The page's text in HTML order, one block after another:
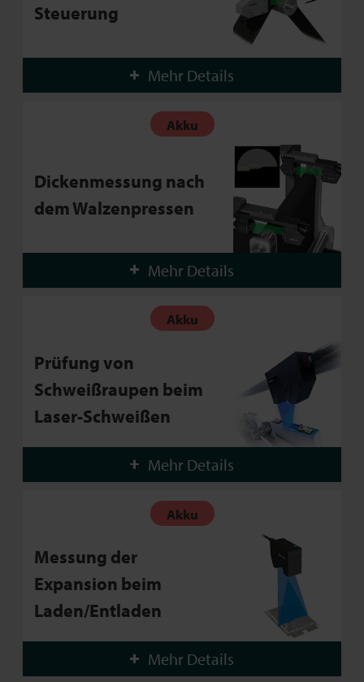
Steuerung
Mehr Details
Akku
Dickenmessung nach
dem Walzenpressen
Mehr Details
Akku
Prüfung von
Schweißraupen beim
Laser-Schweißen
Mehr Details
Akku
Messung der
Expansion beim
Laden/Entladen
Mehr Details